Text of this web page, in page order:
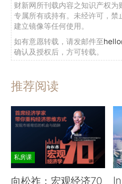
财新网所刊载内容之知识产权为
专属所有或持有。未经许可，禁
建立镜像等任何使用。
如有意愿转载，请发邮件至
确认及授权后，方可转载。
推荐阅读
私房课
向松祚：宏观经济70